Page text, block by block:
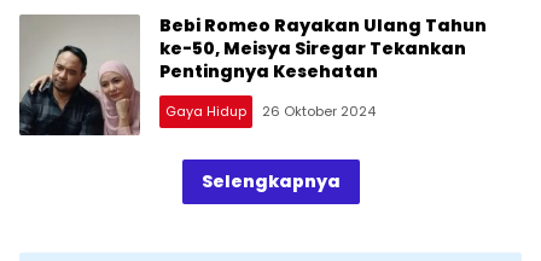
Bebi Romeo Rayakan Ulang Tahun
ke-50, Meisya Siregar Tekankan
Pentingnya Kesehatan
Gaya Hidup 26 Oktober 2024
Selengkapnya